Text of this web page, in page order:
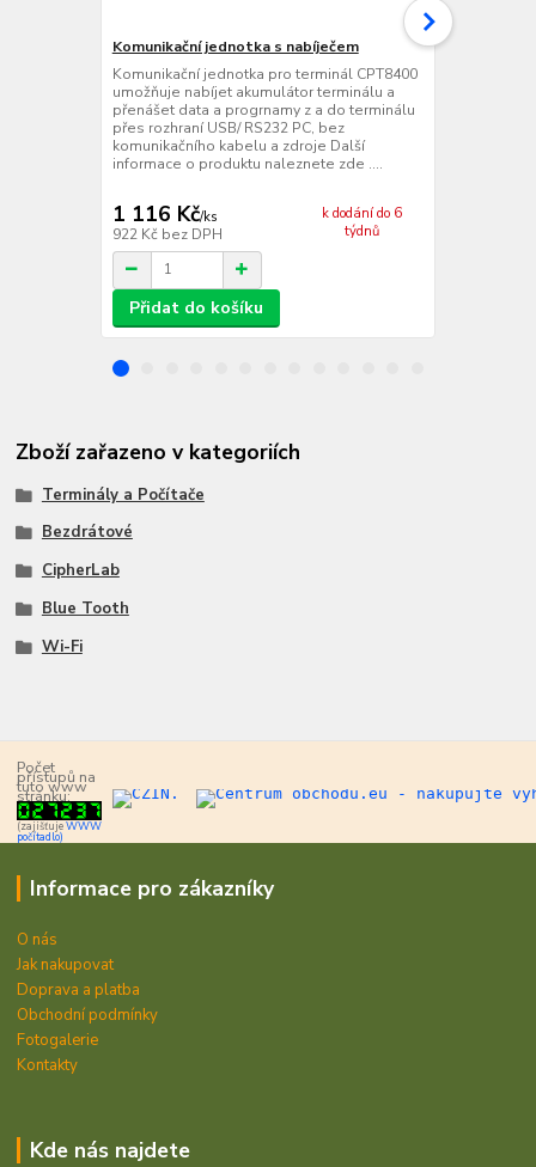
Komunikační jednotka s nabíječem
Komunikační jednotka pro terminál CPT8400
umožňuje nabíjet akumulátor terminálu a
přenášet data a progrnamy z a do terminálu
přes rozhraní USB/ RS232 PC, bez
komunikačního kabelu a zdroje Další
informace o produktu naleznete zde ....
1 116 Kč/ks
922 Kč bez DPH
k dodání do 6
týdnů
Přidat do košíku
Zboží zařazeno v kategoriích
Terminály a Počítače
Bezdrátové
CipherLab
Blue Tooth
Wi-Fi
Počet
přístupů na
tuto www
stránku:
(zajišťujeWWW
počítadlo)
Informace pro zákazníky
O nás
Jak nakupovat
Doprava a platba
Obchodní podmínky
Fotogalerie
Kontakty
Kde nás najdete